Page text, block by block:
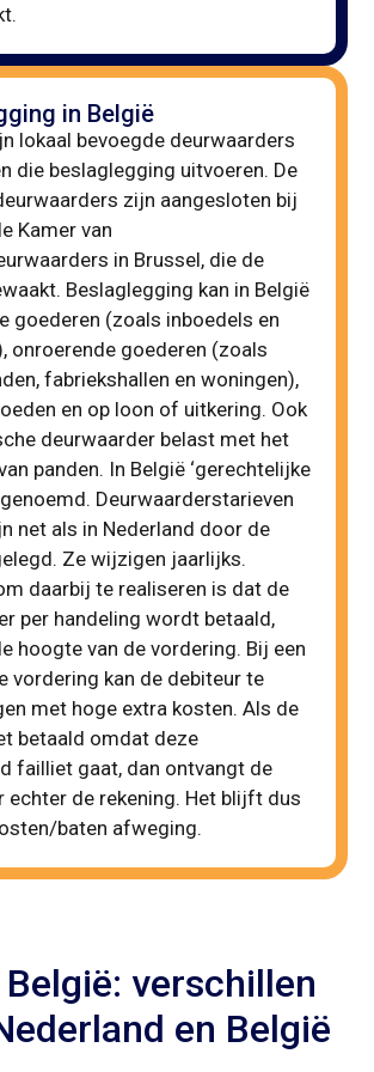
in België
lokaal bevoegde deurwaarders
die beslaglegging uitvoeren. De
zijn aangesloten bij
Kamer van
in Brussel, die de
Beslaglegging kan in België
goederen (zoals inboedels en
onroerende goederen (zoals
fabriekshallen en woningen),
en op loon of uitkering. Ook
deurwaarder belast met het
panden. In België ‘gerechtelijke
Deurwaarderstarieven
net als in Nederland door de
Ze wijzigen jaarlijks.
daarbij te realiseren is dat de
per handeling wordt betaald,
hoogte van de vordering. Bij een
vordering kan de debiteur te
met hoge extra kosten. Als de
betaald omdat deze
failliet gaat, dan ontvangt de
echter de rekening. Het blijft dus
baten afweging.
verschillen
en België